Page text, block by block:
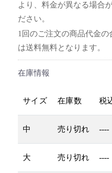
より、料金が異なる場合
ださい。
1回のご注文の商品代金の
は送料無料となります。
在庫情報
サイズ 在庫数 税
中 売り切れ ----
大 売り切れ ----